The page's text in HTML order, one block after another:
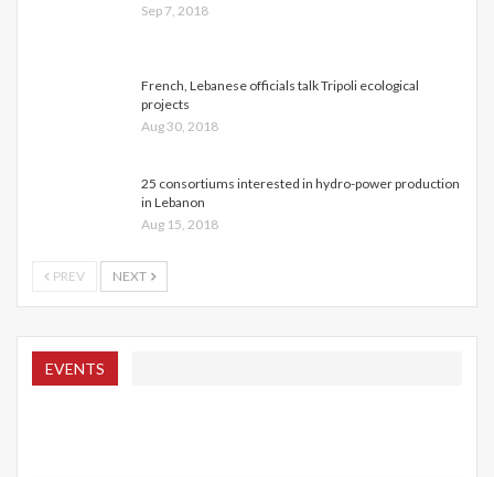
Sep 7, 2018
French, Lebanese officials talk Tripoli ecological
projects
Aug 30, 2018
25 consortiums interested in hydro-power production
in Lebanon
Aug 15, 2018
PREV NEXT
EVENTS